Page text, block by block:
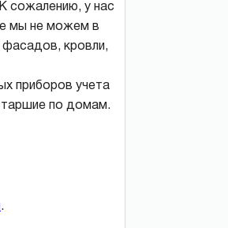
сожалению, у нас
мы не можем в
кровли,
приборов учета
по домам.
.